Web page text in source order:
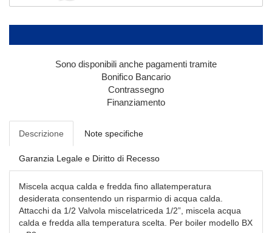
Sono disponibili anche pagamenti tramite
Bonifico Bancario
Contrassegno
Finanziamento
Descrizione Note specifiche
Garanzia Legale e Diritto di Recesso
Miscela acqua calda e fredda fino allatemperatura
desiderata consentendo un risparmio di acqua calda.
Attacchi da 1/2 Valvola miscelatriceda 1/2”, miscela acqua
calda e fredda alla temperatura scelta. Per boiler modello BX